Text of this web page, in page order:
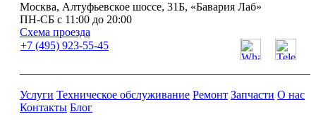
Москва, Алтуфьевское шоссе, 31Б, «Бавария Лаб»
ПН-СБ с 11:00 до 20:00
Схема проезда
+7 (495) 923-55-45
Услуги Техническое обслуживание Ремонт Запчасти О нас
Контакты Блог